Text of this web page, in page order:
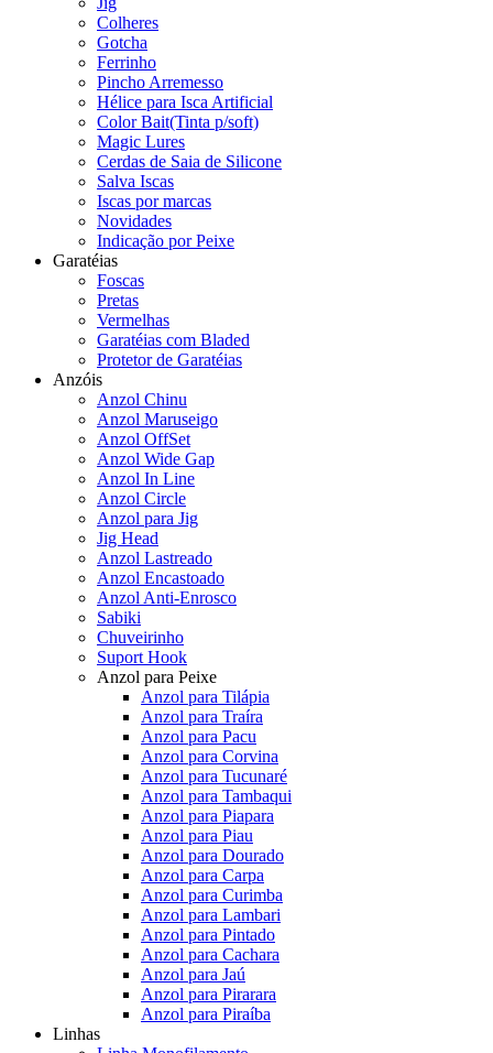
Colheres
Gotcha
Ferrinho
Pincho Arremesso
Hélice para Isca Artificial
Color Bait(Tinta p/soft)
Magic Lures
Cerdas de Saia de Silicone
Salva Iscas
Iscas por marcas
Novidades
Indicação por Peixe
Garatéias
Foscas
Pretas
Vermelhas
Garatéias com Bladed
Protetor de Garatéias
Anzóis
Anzol Chinu
Anzol Maruseigo
Anzol OffSet
Anzol Wide Gap
Anzol In Line
Anzol Circle
Anzol para Jig
Jig Head
Anzol Lastreado
Anzol Encastoado
Anzol Anti-Enrosco
Sabiki
Chuveirinho
Suport Hook
Anzol para Peixe
Anzol para Tilápia
Anzol para Traíra
Anzol para Pacu
Anzol para Corvina
Anzol para Tucunaré
Anzol para Tambaqui
Anzol para Piapara
Anzol para Piau
Anzol para Dourado
Anzol para Carpa
Anzol para Curimba
Anzol para Lambari
Anzol para Pintado
Anzol para Cachara
Anzol para Jaú
Anzol para Pirarara
Anzol para Piraíba
Linhas